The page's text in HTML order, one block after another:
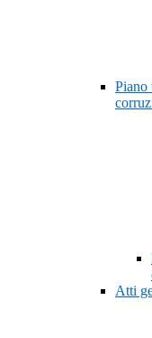
Piano
Atti